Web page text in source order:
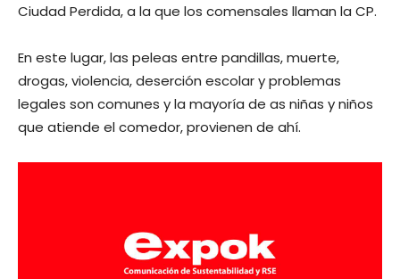
Ciudad Perdida, a la que los comensales llaman la CP.
En este lugar, las peleas entre pandillas, muerte,
drogas, violencia, deserción escolar y problemas
legales son comunes y la mayoría de as niñas y niños
que atiende el comedor, provienen de ahí.